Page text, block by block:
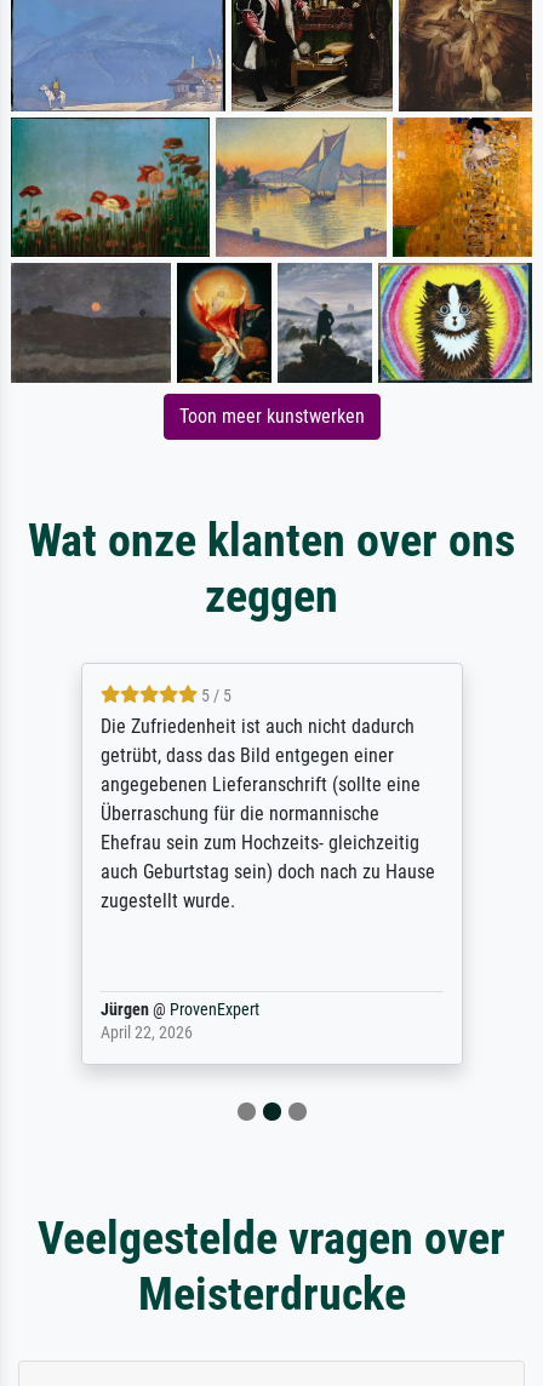
Toon meer kunstwerken
Wat onze klanten over ons
zeggen
5 / 5
Die Zufriedenheit ist auch nicht dadurch
getrübt, dass das Bild entgegen einer
angegebenen Lieferanschrift (sollte eine
Überraschung für die normannische
Ehefrau sein zum Hochzeits- gleichzeitig
auch Geburtstag sein) doch nach zu Hause
zugestellt wurde.
Jürgen@ ProvenExpert
April 22, 2026
Veelgestelde vragen over
Meisterdrucke